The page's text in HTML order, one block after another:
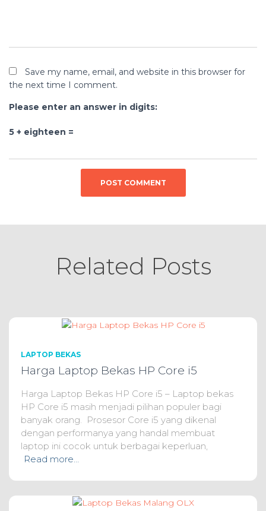
Save my name, email, and website in this browser for
the next time I comment.
Please enter an answer in digits:
5 + eighteen =
Related Posts
LAPTOP BEKAS
Harga Laptop Bekas HP Core i5
Harga Laptop Bekas HP Core i5 – Laptop bekas
HP Core i5 masih menjadi pilihan populer bagi
banyak orang. Prosesor Core i5 yang dikenal
dengan performanya yang handal membuat
laptop ini cocok untuk berbagai keperluan,
Read more…